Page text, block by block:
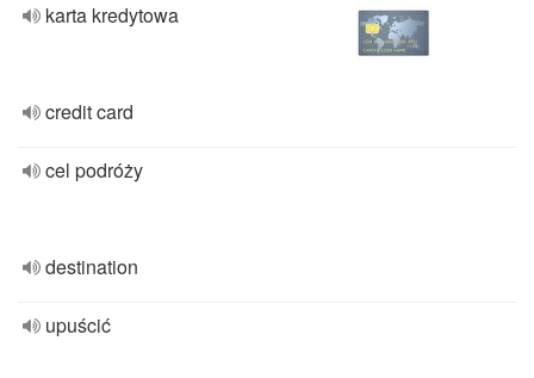
karta kredytowa
credit card
cel podróży
destination
upuścić